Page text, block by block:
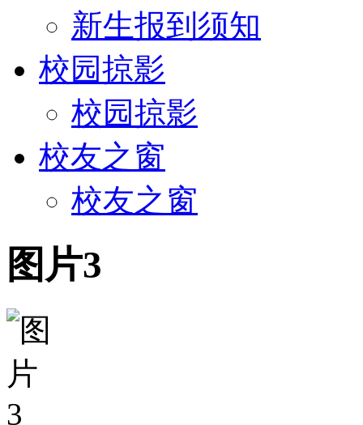
新生报到须知
校园掠影
校园掠影
校友之窗
校友之窗
图片3